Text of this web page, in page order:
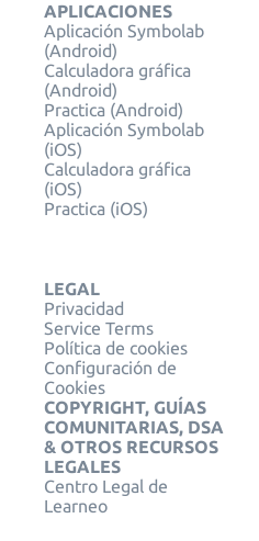
APLICACIONES
Aplicación Symbolab
(Android)
Calculadora gráfica
(Android)
Practica (Android)
Aplicación Symbolab
(iOS)
Calculadora gráfica
(iOS)
Practica (iOS)
LEGAL
Privacidad
Service Terms
Política de cookies
Configuración de
Cookies
COPYRIGHT, GUÍAS
COMUNITARIAS, DSA
& OTROS RECURSOS
LEGALES
Centro Legal de
Learneo